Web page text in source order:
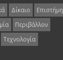
Δίκαιο
Επιστήμη
Περιβάλλον
Τεχνολογία